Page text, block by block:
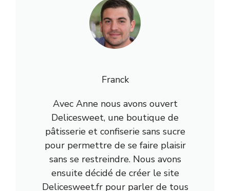
Franck
Avec Anne nous avons ouvert
Delicesweet, une boutique de
pâtisserie et confiserie sans sucre
pour permettre de se faire plaisir
sans se restreindre. Nous avons
ensuite décidé de créer le site
Delicesweet.fr pour parler de tous